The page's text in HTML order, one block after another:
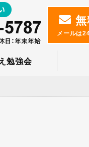
メールは
勉強会